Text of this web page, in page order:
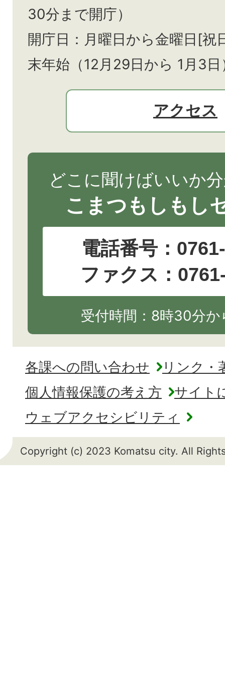
30分まで開庁）
開庁日：月曜日から金曜日[祝
末年始（12月29日から 1月3
アクセス
どこに聞けばいいか
こまつもしもし
電話番号：
ファクス：
受付時間：8時30分
各課への問い合わせ
リンク・
個人情報保護の考え方
サイト
ウェブアクセシビリティ
Copyright (c) 2023 Komatsu city. All